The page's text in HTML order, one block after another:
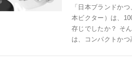
「日本ブランドか
本ビクター）は、
存じでしたか？ そ
は、コンパクトかつ